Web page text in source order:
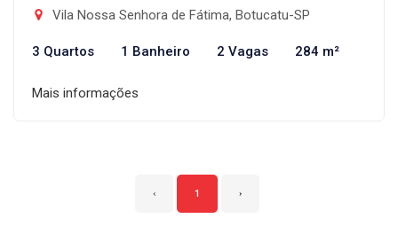
Vila Nossa Senhora de Fátima, Botucatu-SP
3 Quartos 1 Banheiro 2 Vagas 284 m²
Mais informações
‹ 1 ›